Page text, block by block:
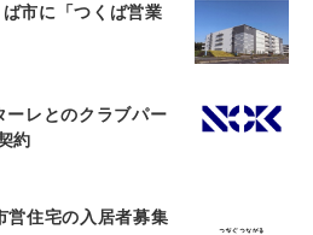
市に「つくば営業
ーレとのクラブパー
約
営住宅の入居者募集